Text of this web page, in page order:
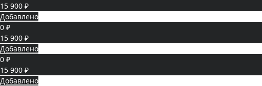
15 900 ₽
Добавлено
0 ₽
15 900 ₽
Добавлено
0 ₽
15 900 ₽
Добавлено